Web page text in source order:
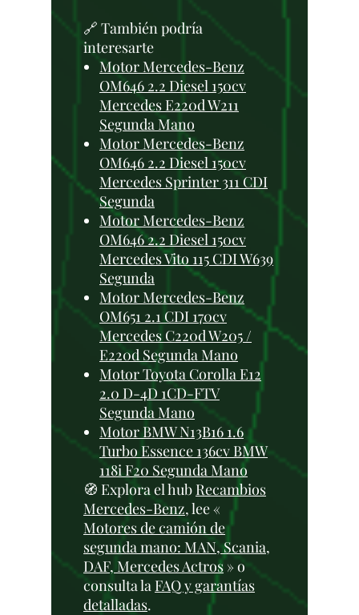
🔗 También podría
interesarte
Motor Mercedes-Benz
OM646 2.2 Diesel 150cv
Mercedes E220d W211
Segunda Mano
Motor Mercedes-Benz
OM646 2.2 Diesel 150cv
Mercedes Sprinter 311 CDI
Segunda
Motor Mercedes-Benz
OM646 2.2 Diesel 150cv
Mercedes Vito 115 CDI W639
Segunda
Motor Mercedes-Benz
OM651 2.1 CDI 170cv
Mercedes C220d W205 /
E220d Segunda Mano
Motor Toyota Corolla E12
2.0 D-4D 1CD-FTV
Segunda Mano
Motor BMW N13B16 1.6
Turbo Essence 136cv BMW
118i F20 Segunda Mano
🧭 Explora el hub Recambios
Mercedes-Benz, lee «
Motores de camión de
segunda mano: MAN, Scania,
DAF, Mercedes Actros » o
consulta la FAQ y garantías
detalladas.